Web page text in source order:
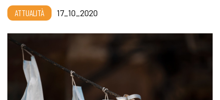
ATTUALITÀ 17_10_2020